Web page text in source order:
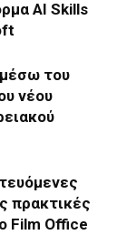
AI Skills
του
νέου
πρακτικές
Film Office